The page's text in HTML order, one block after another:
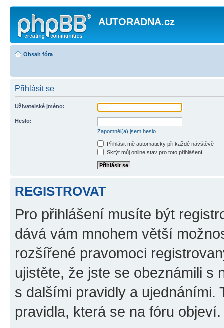
AUTORADNA.cz
Obsah fóra
Přihlásit se
Uživatelské jméno:
Heslo:
Zapomněl(a) jsem heslo
Přihlásit mě automaticky při každé návštěvě
Skrýt můj online stav pro toto přihlášení
REGISTROVAT
Pro přihlášení musíte být
dává vám mnohem větší
rozšířené pravomoci
ujistěte, že jste se obeznámili s
s dalšími pravidly a ujednáními.
pravidla, která se na fóru objeví.